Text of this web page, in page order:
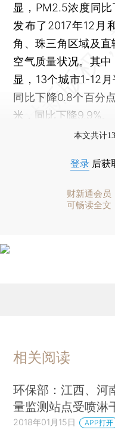
显，PM2.5浓度同
发布了2017年12月
角、珠三角区域及
空气质量状况。其
显，13个城市1-12
同比下降0.8个百分
米，同比下降9.9%。
本文共计
登录 后获
财新通会员
可畅读全文
相关阅读
环保部：江西、河
量监测站点受喷淋
2018年01月15日 APP打开